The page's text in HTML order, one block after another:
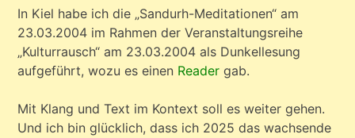
In Kiel habe ich die „Sandurh-Meditationen“ am
23.03.2004 im Rahmen der Veranstaltungsreihe
„Kulturrausch“ am 23.03.2004 als Dunkellesung
aufgeführt, wozu es einen Readergab.
Mit Klang und Text im Kontext soll es weiter gehen.
Und ich bin glücklich, dass ich 2025 das wachsende